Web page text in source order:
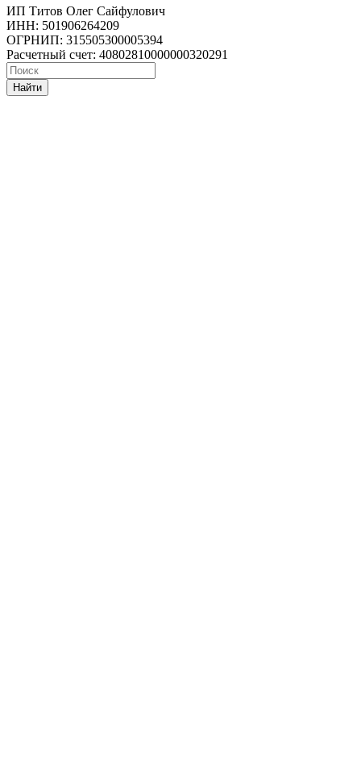
ИП Титов Олег Сайфулович
ИНН: 501906264209
ОГРНИП: 315505300005394
Расчетный счет: 40802810000000320291
Найти